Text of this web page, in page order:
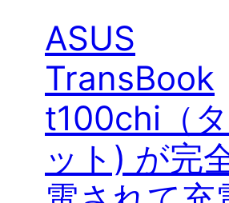
ASUS
TransBook
t100chi（
ット) が完